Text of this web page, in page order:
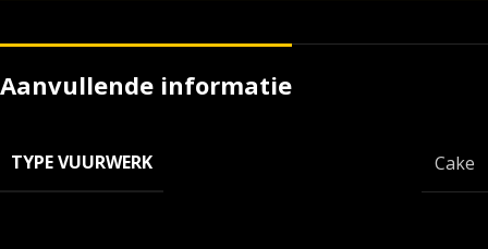
Aanvullende informatie
TYPE VUURWERK Cake